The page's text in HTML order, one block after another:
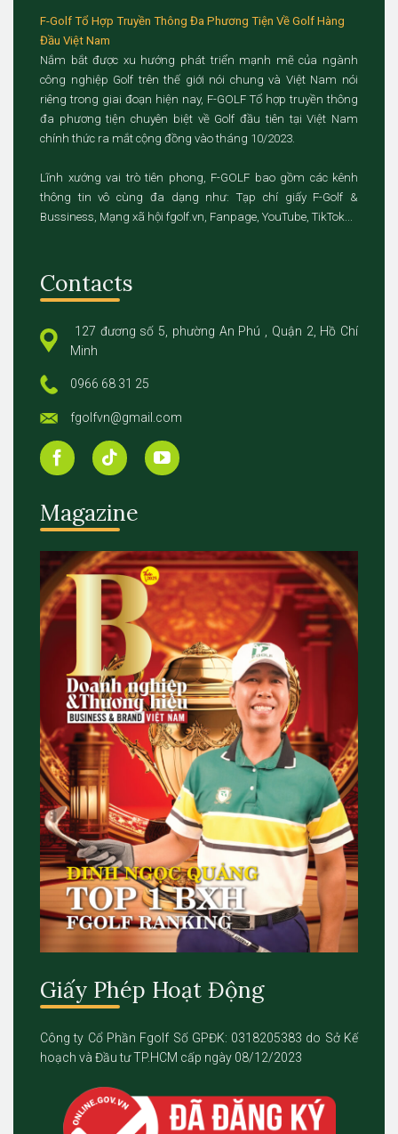
F-Golf Tổ Hợp Truyền Thông Đa Phương Tiện Về Golf Hàng
Đầu Việt Nam
Nắm bắt được xu hướng phát triển mạnh mẽ của ngành
công nghiệp Golf trên thế giới nói chung và Việt Nam nói
riêng trong giai đoạn hiện nay, F-GOLF Tổ hợp truyền thông
đa phương tiện chuyên biệt về Golf đầu tiên tại Việt Nam
chính thức ra mắt cộng đồng vào tháng 10/2023.
Lĩnh xướng vai trò tiên phong, F-GOLF bao gồm các kênh
thông tin vô cùng đa dạng như: Tạp chí giấy F-Golf &
Bussiness, Mạng xã hội fgolf.vn, Fanpage, YouTube, TikTok...
Contacts
127 đương số 5, phường An Phú , Quận 2, Hồ Chí
Minh
0966 68 31 25
fgolfvn@gmail.com
Magazine
Giấy Phép Hoạt Động
Công ty Cổ Phần Fgolf Số GPĐK: 0318205383 do Sở Kế
hoạch và Đầu tư TP.HCM cấp ngày 08/12/2023